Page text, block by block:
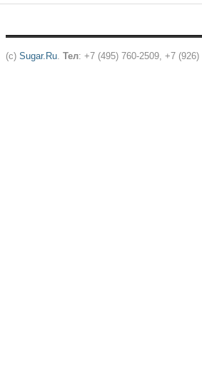
(c) Sugar.Ru. Тел: +7 (495) 760-2509, +7